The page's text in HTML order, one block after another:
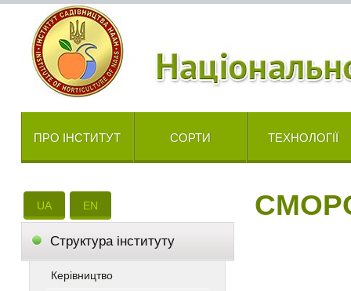
ПРО ІНСТИТУТ СОРТИ ТЕХНОЛОГІЇ
UA EN
Cтруктура інституту
Керівництво